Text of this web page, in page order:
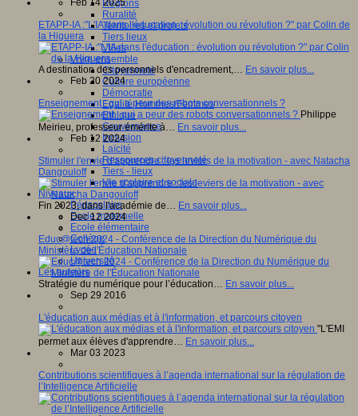
Régions
Ruralité
Territoires et projets
Tiers lieux
Villes
Vivre ensemble
Citoyenneté
Culture européenne
Démocratie
Egalité Hommes/Femmes
Ethique
Gouvernance
Inclusion
Laïcité
Ressources citoyenneté
Tiers - lieux
Vie scolaire et sociale
Niveaux
Périscolaire
Ecole maternelle
Ecole élémentaire
Collège
Lycée
Université
Les auteurs
Feb 14 2025
ETAPP-IA :"L'IA dans l'éducation : évolution ou révolution ?" par Colin de
la Higuera
A destination des personnels d'encadrement,… En savoir plus...
Feb 20 2024
Enseignement : qui a peur des robots conversationnels ?
Philippe
Meirieu, professeur émérite à… En savoir plus...
Feb 12 2024
Stimuler l'envie d'apprendre : les leviers de la motivation - avec Natacha
Dangouloff
Fin 2023, dans l'académie de… En savoir plus...
Dec 12 2024
Educ@tech 2024 - Conférence de la Direction du Numérique du
Ministère de l'Éducation Nationale
Stratégie du numérique pour l’éducation… En savoir plus...
Sep 29 2016
L'éducation aux médias et à l'information, et parcours citoyen
"L'EMI
permet aux élèves d'apprendre… En savoir plus...
Mar 03 2023
Contributions scientifiques à l’agenda international sur la régulation de
l’Intelligence Artificielle